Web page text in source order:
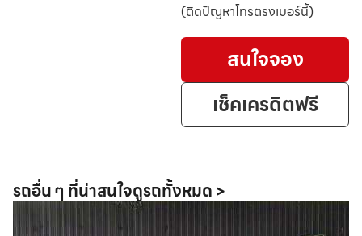
(ติดปัญหาโทรตรงเบอร์นี้)
สนใจจอง
เช็คเครดิตฟรี
รถอื่น ๆ ที่น่าสนใจดูรถทั้งหมด >